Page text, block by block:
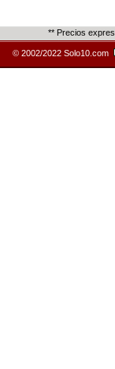
** Precios
© 2002/2022 Solo10.com